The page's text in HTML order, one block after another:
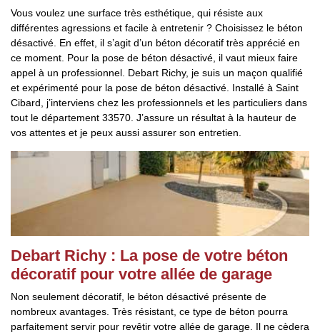
Vous voulez une surface très esthétique, qui résiste aux
différentes agressions et facile à entretenir ? Choisissez le béton
désactivé. En effet, il s’agit d’un béton décoratif très apprécié en
ce moment. Pour la pose de béton désactivé, il vaut mieux faire
appel à un professionnel. Debart Richy, je suis un maçon qualifié
et expérimenté pour la pose de béton désactivé. Installé à Saint
Cibard, j’interviens chez les professionnels et les particuliers dans
tout le département 33570. J’assure un résultat à la hauteur de
vos attentes et je peux aussi assurer son entretien.
Debart Richy : La pose de votre béton
décoratif pour votre allée de garage
Non seulement décoratif, le béton désactivé présente de
nombreux avantages. Très résistant, ce type de béton pourra
parfaitement servir pour revêtir votre allée de garage. Il ne cèdera